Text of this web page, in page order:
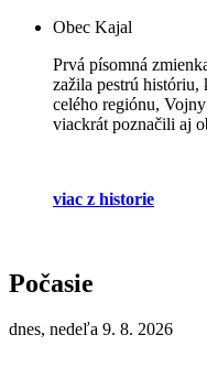
Obec Kajal
Prvá písomná
zažila pestrú históriu,
celého regiónu,
viackrát poznačili aj
viac z historie
Počasie
dnes, nedeľa 9. 8. 2026